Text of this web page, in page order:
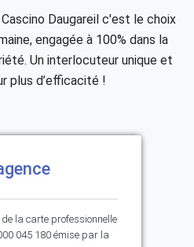
Daugareil c'est le choix
engagée à 100% dans la
Un interlocuteur unique et
plus d’efficacité !
la carte professionnelle
045 180 émise par la